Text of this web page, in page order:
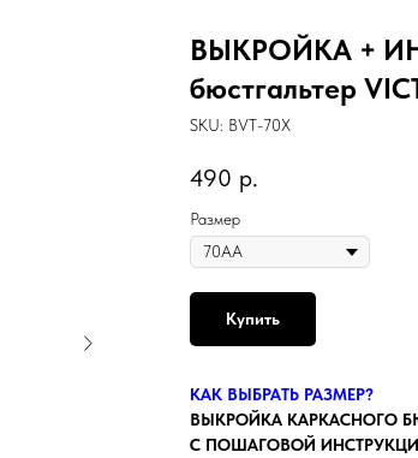
ВЫКРОЙКА +
бюстгальтер
SKU: BVT-70X
490 р.
Размер
Купить
КАК ВЫБРАТЬ РАЗМЕР?
ВЫКРОЙКА КАРКАСНОГО
С ПОШАГОВОЙ